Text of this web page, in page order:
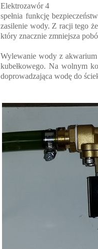
Elektrozawór 4
spełnia funkcję
zasilenie wody. Z racji tego
który znacznie zmniejsza
Wylewanie wody z
kubełkowego. Na wolnym
doprowadzająca wodę do